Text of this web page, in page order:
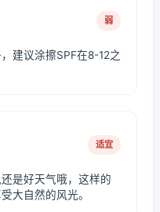
弱
建议涂擦SPF在8-12之
适宜
是好天气哦，这样的
大自然的风光。